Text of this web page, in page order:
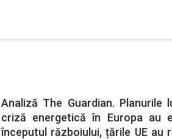
Analiză The Guardian.
criză energetică în Europa au
începutul războiului, țările UE au